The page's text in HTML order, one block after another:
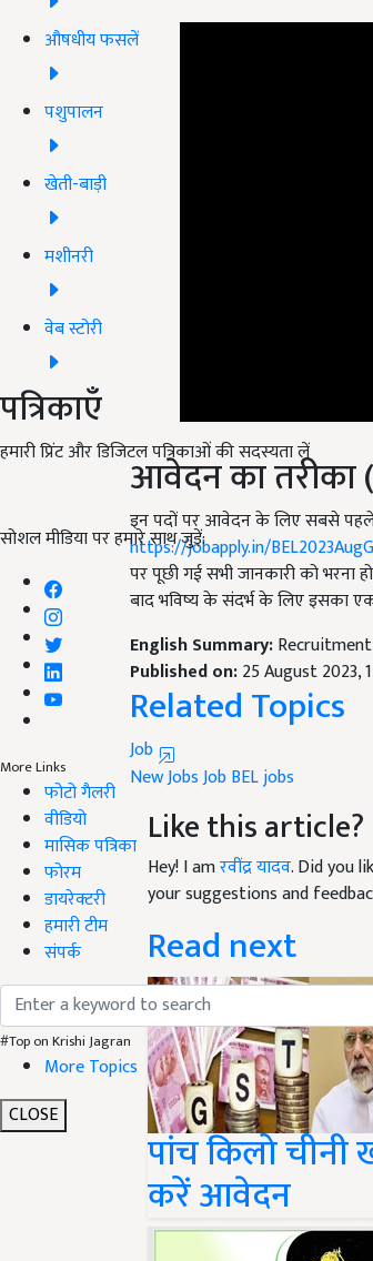
औषधीय फसलें
पशुपालन
खेती-बाड़ी
मशीनरी
वेब स्टोरी
पत्रिकाएँ
हमारी प्रिंट और डिजिटल पत्रिकाओं की सदस्यता लें
सोशल मीडिया पर हमारे साथ जुड़ें:
More Links
फोटो गैलरी
वीडियो
मासिक पत्रिका
फोरम
डायरेक्टरी
हमारी टीम
संपर्क
#Top on Krishi Jagran
More Topics
CLOSE
आवेदन का तरीका
इन पदों पर आवेदन के लिए सबसे
https://jobapply.in/
पर पूछी गई सभी जानकारी को
बाद भविष्य के संदर्भ के लिए इसका
Published on:25 August 2023,
Related Topics
Job
New Jobs
Like this article?
Hey! I amरवींद्र यादव . Did you
your suggestions and
Read next
पांच किलो
करें आवेदन